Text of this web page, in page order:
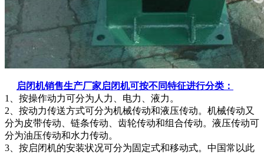
启闭机销售生产厂家启闭机可按不同特征进行分类：
1、按操作动力可分为人力、电力、液力。
2、按动力传送方式可分为机械传动和液压传动。机械传动又
分为皮带传动、链条传动、齿轮传动和组合传动。液压传动可
分为油压传动和水力传动。
3、按启闭机的安装状况可分为固定式和移动式。中国常以此